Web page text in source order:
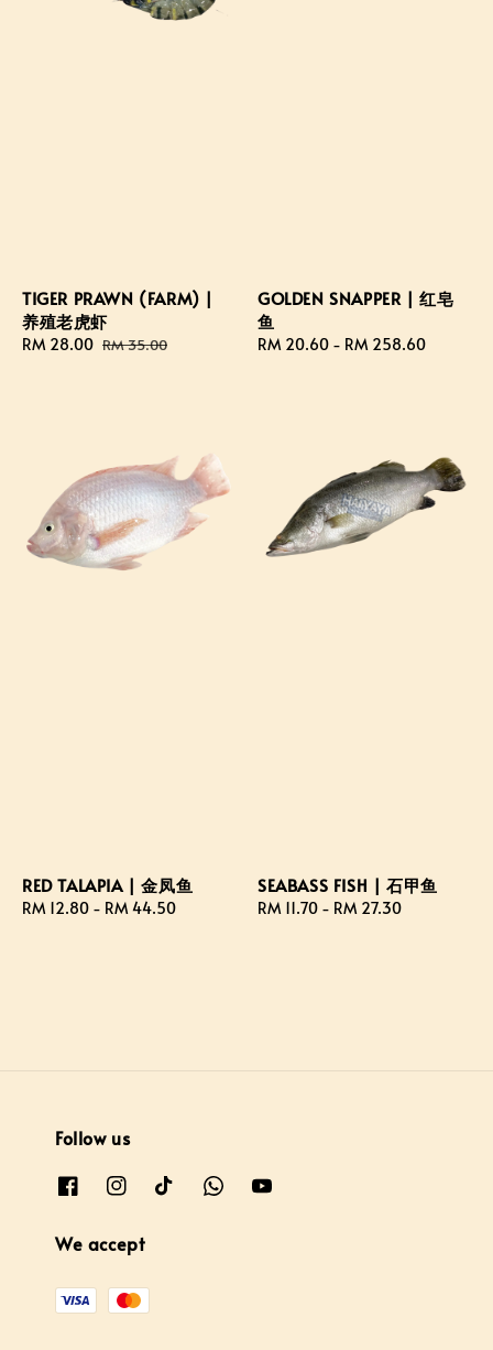
TIGER PRAWN (FARM) |
养殖老虎虾
Sale
RM 28.00 Regular
RM 35.00
GOLDEN SNAPPER | 红皂
鱼
Regular
RM 20.60 - RM 258.60
RED TALAPIA | 金凤鱼
Regular
RM 12.80 - RM 44.50
SEABASS FISH | 石甲鱼
Regular
RM 11.70 - RM 27.30
Follow us
We accept